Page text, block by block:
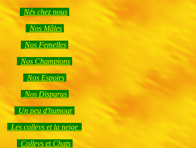
Nés chez nous
Nos Mâles
Nos Femelles
Nos Champions
Nos Espoirs
Nos Disparus
Un peu d'humour
Les colleys et la neige
Colleys et Chats